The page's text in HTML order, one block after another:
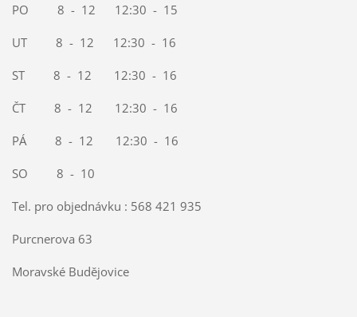
PO 8 - 12 12:30 - 15
UT 8 - 12 12:30 - 16
ST 8 - 12 12:30 - 16
ČT 8 - 12 12:30 - 16
PÁ 8 - 12 12:30 - 16
SO 8 - 10
Tel. pro objednávku : 568 421 935
Purcnerova 63
Moravské Budějovice